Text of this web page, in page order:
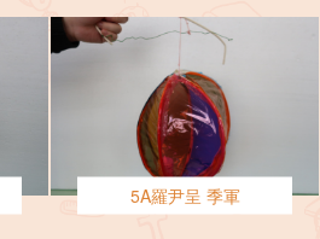
5A羅尹呈 季軍